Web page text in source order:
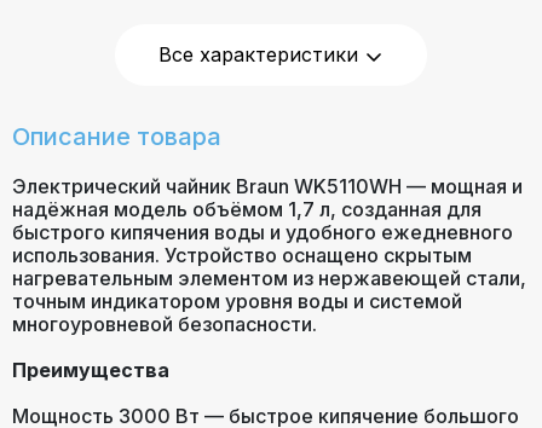
Все характеристики
Описание товара
Электрический чайник Braun WK5110WH — мощная и
надёжная модель объёмом 1,7 л, созданная для
быстрого кипячения воды и удобного ежедневного
использования. Устройство оснащено скрытым
нагревательным элементом из нержавеющей стали,
точным индикатором уровня воды и системой
многоуровневой безопасности.
Преимущества
Мощность 3000 Вт — быстрое кипячение большого